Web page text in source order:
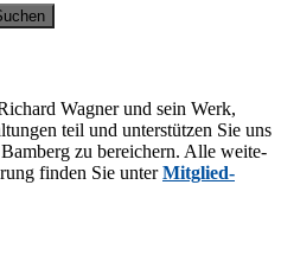
Wag­ner und sein Werk,
teil und un­ter­stüt­zen Sie uns
zu be­rei­chern. Alle wei­te­
fin­den Sie un­terMit­glied­